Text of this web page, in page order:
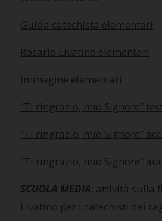
Guida catechista elementari
Rosario Livatino elementari
Immagine elementari
“Ti ringrazio, mio Signore”
“Ti ringrazio, mio Signore”
“Ti ringrazio, mio Signore”
SCUOLA MEDIA: attività sulla
Livatino per i catechisti dei